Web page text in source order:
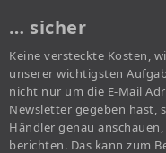
… sicher
Keine versteckte Kosten,
unserer wichtigsten
nicht nur um die E-Mail
Newsletter gegeben hast,
Händler genau
berichten. Das kann zum